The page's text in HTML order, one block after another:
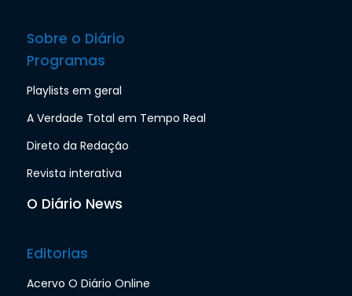
Sobre o Diário
Programas
Playlists em geral
A Verdade Total em Tempo Real
Direto da Redação
Revista interativa
O Diário News
Editorias
Acervo O Diário Online